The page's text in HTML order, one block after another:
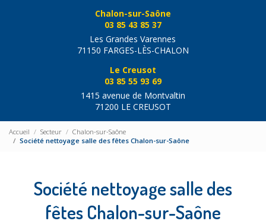
Chalon-sur-Saône
03 85 43 85 37
Les Grandes Varennes
71150 FARGES-LÈS-CHALON
Le Creusot
03 85 55 93 69
1415 avenue de Montvaltin
71200 LE CREUSOT
Accueil Secteur
Chalon-sur-Saône
Société nettoyage salle des fêtes Chalon-sur-Saône
Société nettoyage salle des
fêtes Chalon-sur-Saône